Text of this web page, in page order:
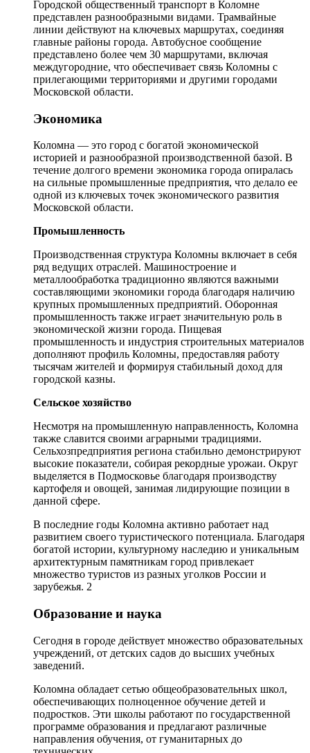
Городской общественный транспорт в Коломне
представлен разнообразными видами. Трамвайные
линии действуют на ключевых маршрутах, соединяя
главные районы города. Автобусное сообщение
представлено более чем 30 маршрутами, включая
междугородние, что обеспечивает связь Коломны с
прилегающими территориями и другими городами
Московской области.
Экономика
Коломна — это город с богатой экономической
историей и разнообразной производственной базой. В
течение долгого времени экономика города опиралась
на сильные промышленные предприятия, что делало ее
одной из ключевых точек экономического развития
Московской области.
Промышленность
Производственная структура Коломны включает в себя
ряд ведущих отраслей. Машиностроение и
металлообработка традиционно являются важными
составляющими экономики города благодаря наличию
крупных промышленных предприятий. Оборонная
промышленность также играет значительную роль в
экономической жизни города. Пищевая
промышленность и индустрия строительных материалов
дополняют профиль Коломны, предоставляя работу
тысячам жителей и формируя стабильный доход для
городской казны.
Сельское хозяйство
Несмотря на промышленную направленность, Коломна
также славится своими аграрными традициями.
Сельхозпредприятия региона стабильно демонстрируют
высокие показатели, собирая рекордные урожаи. Округ
выделяется в Подмосковье благодаря производству
картофеля и овощей, занимая лидирующие позиции в
данной сфере.
В последние годы Коломна активно работает над
развитием своего туристического потенциала. Благодаря
богатой истории, культурному наследию и уникальным
архитектурным памятникам город привлекает
множество туристов из разных уголков России и
зарубежья. 2
Образование и наука
Сегодня в городе действует множество образовательных
учреждений, от детских садов до высших учебных
заведений.
Коломна обладает сетью общеобразовательных школ,
обеспечивающих полноценное обучение детей и
подростков. Эти школы работают по государственной
программе образования и предлагают различные
направления обучения, от гуманитарных до